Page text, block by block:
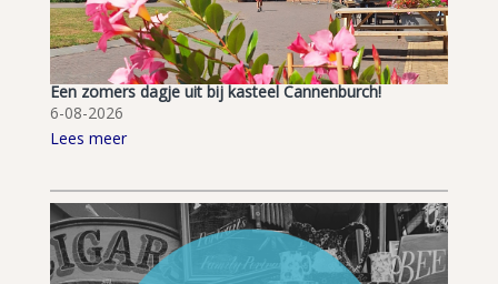
Een zomers dagje uit bij kasteel Cannenburch!
6-08-2026
Lees meer